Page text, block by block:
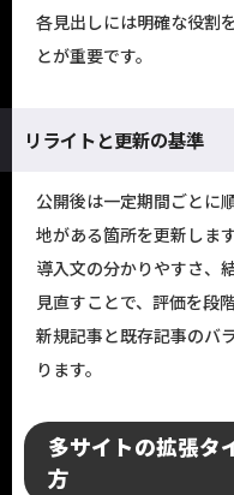
各見出しには明確な役割
とが重要です。
リライトと更新の基準
公開後は一定期間ごとに
地がある箇所を更新します
導入文の分かりやすさ、
見直すことで、評価を段
新規記事と既存記事のバ
ります。
多サイトの拡張タ
方